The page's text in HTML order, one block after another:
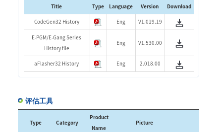
Title Type Language Version Download
CodeGen32 History Eng V1.019.19
E-PGM/E-Gang Series
History file
Eng V1.530.00
aFlasher32 History Eng 2.018.00
评估工具
Type Category
Product
Name
Picture